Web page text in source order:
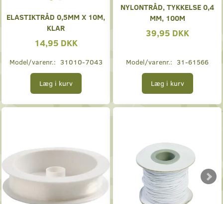
ELASTIKTRÅD 0,5MM X 10M,
KLAR
14,95 DKK
Model/varenr.: 31010-7043
Læg i kurv
NYLONTRÅD, TYKKELSE 0,4
MM, 100M
39,95 DKK
Model/varenr.: 31-61566
Læg i kurv